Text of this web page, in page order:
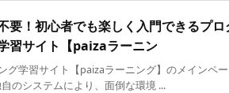
要！初心者でも楽しく入門できるプロ
習サイト【paizaラーニン
グ学習サイト【paizaラーニング】のメインペー
のシステムにより、面倒な環境 ...